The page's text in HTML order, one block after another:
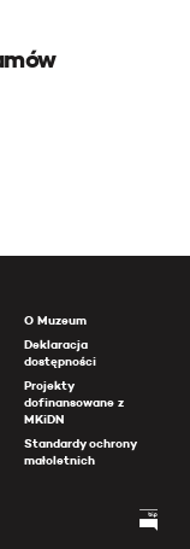
O Muzeum
Deklaracja
dostępności
Projekty
dofinansowane z
MKiDN
Standardy ochrony
małoletnich